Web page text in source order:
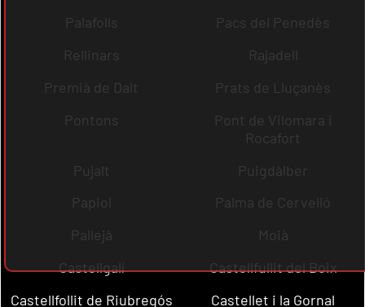
Palafolls
Pacs del Penedès
Rellinars
Rajadell
Premià de Dalt
Prats de Lluçanès
Pontons
Pont de Vilomara i
Rocafort
Pujalt
Puigdàlber
Papiol
Palma de Cervelló
Pallejà
Moià
Castellgalí
Castellfullit del Boix
Castellfollit de Riubregós
Castellet i la Gornal